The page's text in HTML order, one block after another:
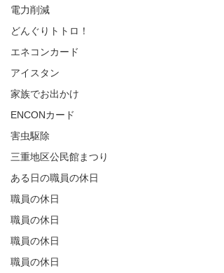
電力削減
どんぐりトトロ！
エネコンカード
アイスタン
家族でお出かけ
ENCONカード
害虫駆除
三重地区公民館まつり
ある日の職員の休日
職員の休日
職員の休日
職員の休日
職員の休日